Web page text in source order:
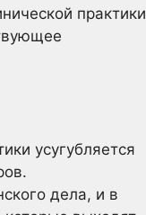
практики
усугубляется
дела, и в